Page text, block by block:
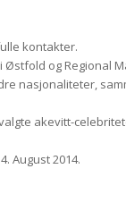
kontakter.
og Regional
nasjonaliteter,
akevitt-
August 2014.